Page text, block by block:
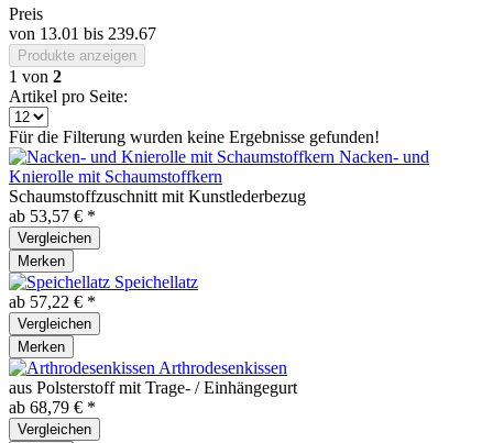
Preis
von 13.01 bis 239.67
Produkte anzeigen
1 von 2
Artikel pro Seite:
Für die Filterung wurden keine Ergebnisse gefunden!
Nacken- und
Knierolle mit Schaumstoffkern
Schaumstoffzuschnitt mit Kunstlederbezug
ab 53,57 € *
Vergleichen
Merken
Speichellatz
ab 57,22 € *
Vergleichen
Merken
Arthrodesenkissen
aus Polsterstoff mit Trage- / Einhängegurt
ab 68,79 € *
Vergleichen